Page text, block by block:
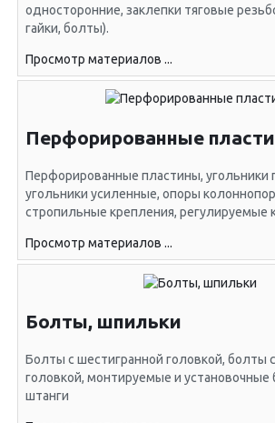
односторонние, заклепки тяговые
гайки, болты).
Просмотр материалов ...
Перфорированные
Перфорированные пластины, угольники
угольники усиленные, опоры
стропильные крепления, регулируемые
Просмотр материалов ...
Болты, шпильки
Болты с шестигранной головкой, болты
головкой, монтируемые и
штанги